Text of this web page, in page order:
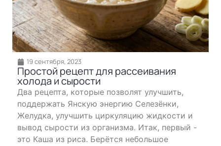
19 сентября, 2023
Простой рецепт для рассеивания
холода и сырости
Два рецепта, которые позволят улучшить,
поддержать Янскую энергию Селезёнки,
Желудка, улучшить циркуляцию жидкости и
вывод сырости из организма. Итак, первый -
это Каша из риса. Берётся небольшое